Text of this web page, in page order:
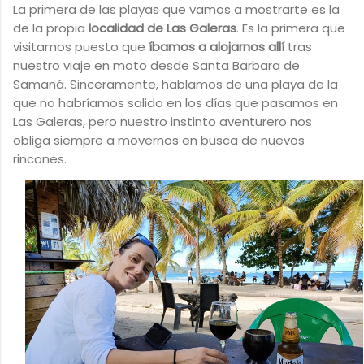
La primera de las playas que vamos a mostrarte es la
de la propia localidad de Las Galeras. Es la primera que
visitamos puesto que íbamos a alojarnos allítras
nuestro viaje en moto desde Santa Barbara de
Samaná. Sinceramente, hablamos de una playa de la
que no habríamos salido en los días que pasamos en
Las Galeras, pero nuestro instinto aventurero nos
obliga siempre a movernos en busca de nuevos
rincones.